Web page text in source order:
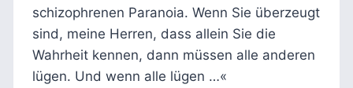
schizophrenen Paranoia. Wenn Sie überzeugt
sind, meine Herren, dass allein Sie die
Wahrheit kennen, dann müssen alle anderen
lügen. Und wenn alle lügen …«